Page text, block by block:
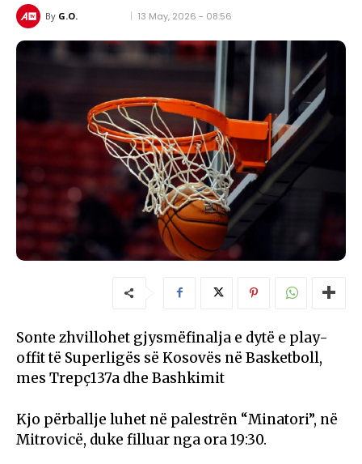
By G.O. 13 May, 2026 - 08:56
Sonte zhvillohet gjysmëfinalja e dytë e play-
offit të Superligës së Kosovës në Basketboll,
mes Trepç137a dhe Bashkimit
Kjo përballje luhet në palestrën “Minatori”, në
Mitrovicë, duke filluar nga ora 19:30.